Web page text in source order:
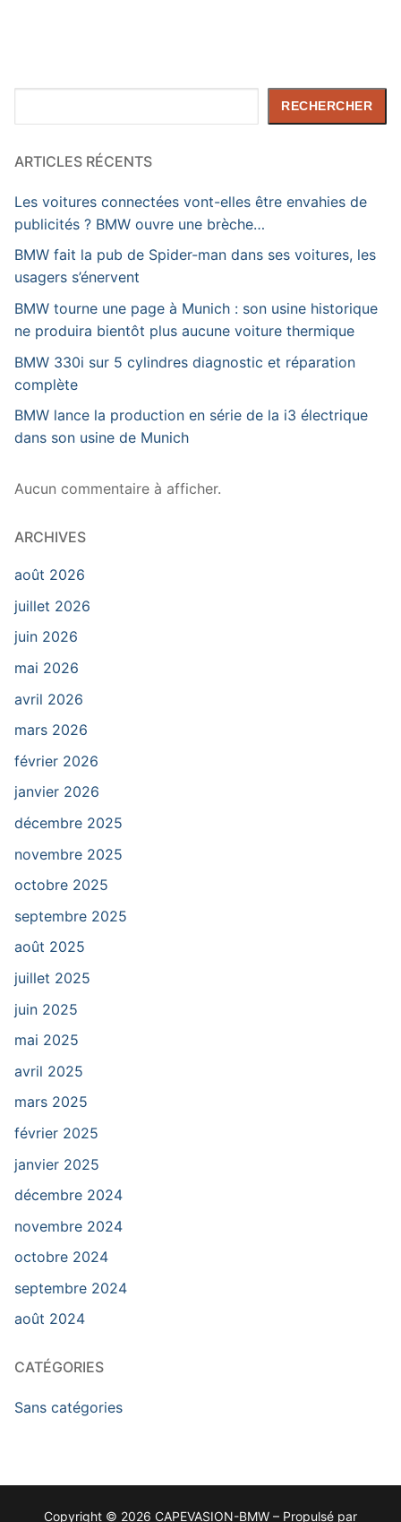
RECHERCHER
ARTICLES RÉCENTS
Les voitures connectées vont-elles être envahies de
publicités ? BMW ouvre une brèche…
BMW fait la pub de Spider-man dans ses voitures, les
usagers s’énervent
BMW tourne une page à Munich : son usine historique
ne produira bientôt plus aucune voiture thermique
BMW 330i sur 5 cylindres diagnostic et réparation
complète
BMW lance la production en série de la i3 électrique
dans son usine de Munich
Aucun commentaire à afficher.
ARCHIVES
août 2026
juillet 2026
juin 2026
mai 2026
avril 2026
mars 2026
février 2026
janvier 2026
décembre 2025
novembre 2025
octobre 2025
septembre 2025
août 2025
juillet 2025
juin 2025
mai 2025
avril 2025
mars 2025
février 2025
janvier 2025
décembre 2024
novembre 2024
octobre 2024
septembre 2024
août 2024
CATÉGORIES
Sans catégories
Copyright © 2026 CAPEVASION-BMW – Propulsé par